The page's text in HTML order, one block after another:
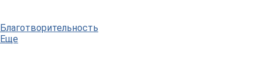
Благотворительность
Еще